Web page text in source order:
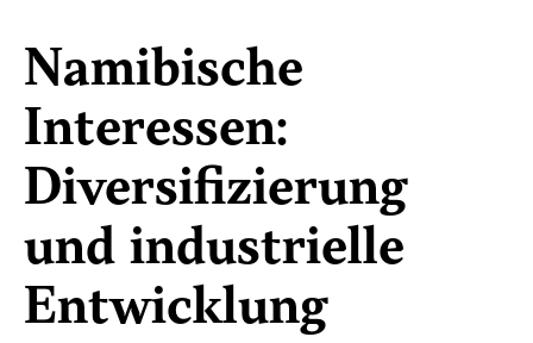
Namibische
Interessen:
Diversifizierung
und industrielle
Entwicklung